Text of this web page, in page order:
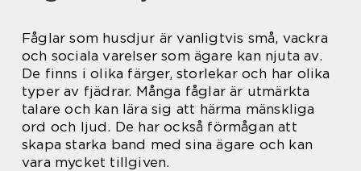
Fåglar som husdjur är vanligtvis små, vackra
och sociala varelser som ägare kan njuta av.
De finns i olika färger, storlekar och har olika
typer av fjädrar. Många fåglar är utmärkta
talare och kan lära sig att härma mänskliga
ord och ljud. De har också förmågan att
skapa starka band med sina ägare och kan
vara mycket tillgiven.